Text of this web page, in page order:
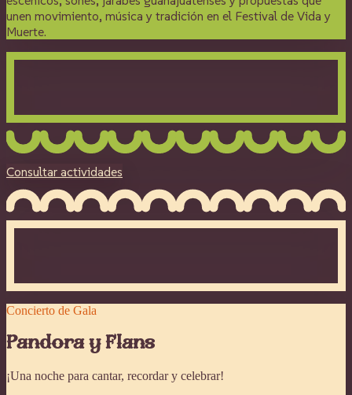
unen movimiento, música y tradición en el Festival de Vida y
Muerte.
Consultar actividades
Concierto de Gala
Pandora y Flans
¡Una noche para cantar, recordar y celebrar!